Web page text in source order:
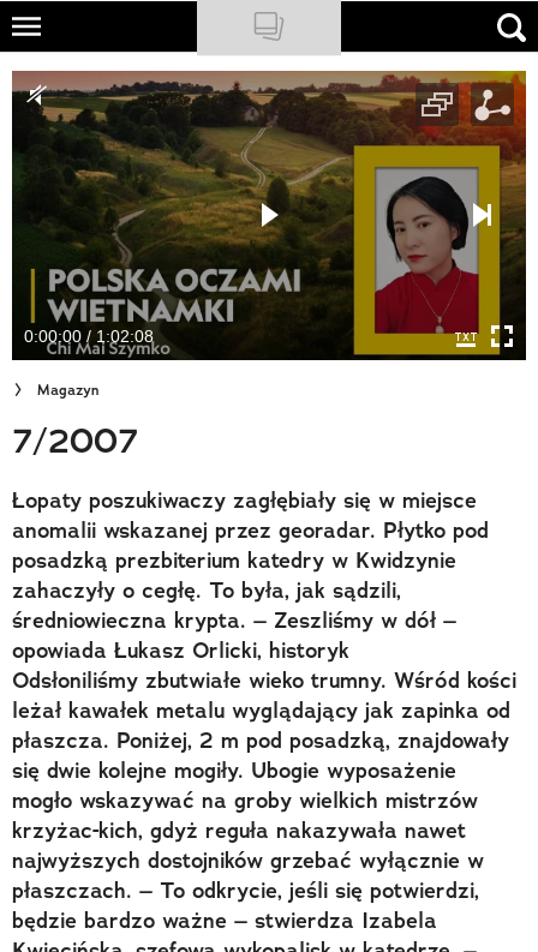
Skip
main
content
NATIONAL GEOGRAPHIC
TRAVELER
PODCASTY
Sklep
Newsletter
Cuda Polski
Wielki Konkurs Fotograficzny
Trendbook Podróżniczy
Polecane
0:00:00 / 1:02:08
Magazyn
7/2007
Łopaty poszukiwaczy zagłębiały się w miejsce
anomalii wskazanej przez georadar. Płytko pod
posadzką prezbiterium katedry w Kwidzynie
zahaczyły o cegłę. To była, jak sądzili,
średniowieczna krypta. – Zeszliśmy w dół –
opowiada Łukasz Orlicki, historyk
Odsłoniliśmy zbutwiałe wieko trumny. Wśród kości
leżał kawałek metalu wyglądający jak zapinka od
płaszcza. Poniżej, 2 m pod posadzką, znajdowały
się dwie kolejne mogiły. Ubogie wyposażenie
mogło wskazywać na groby wielkich mistrzów
krzyżac-kich, gdyż reguła nakazywała nawet
najwyższych dostojników grzebać wyłącznie w
płaszczach. – To odkrycie, jeśli się potwierdzi,
będzie bardzo ważne – stwierdza Izabela